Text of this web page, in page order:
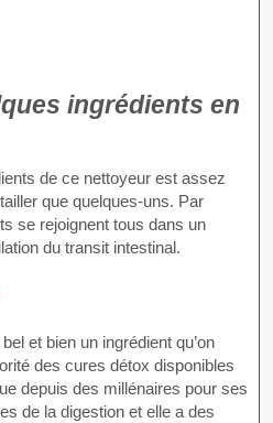
ingrédients en
de ce nettoyeur est assez
que quelques-uns. Par
se rejoignent tous dans un
du transit intestinal.
et bien un ingrédient qu’on
des cures détox disponibles
depuis des millénaires pour ses
de la digestion et elle a des